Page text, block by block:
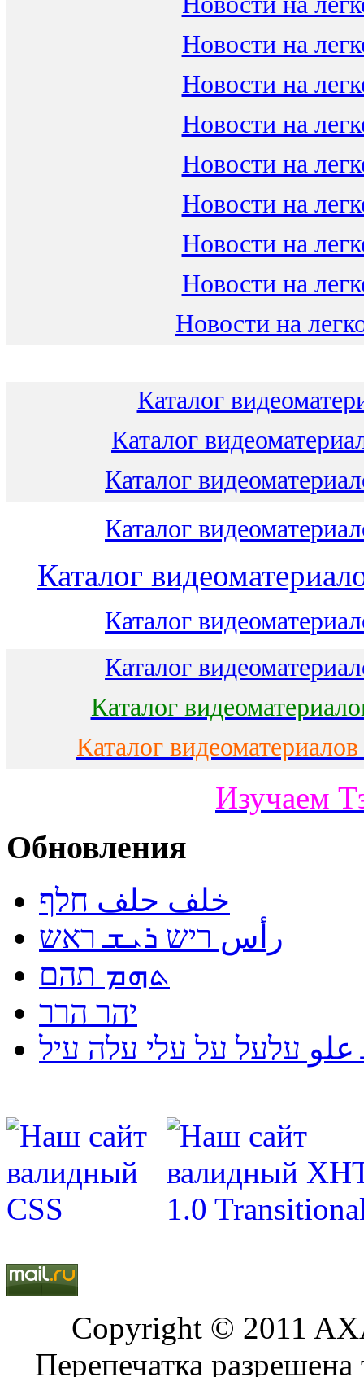
Новости на
Новости на
Новости на
Новости на
Новости на
Новости на
Новости на
Новости на
Каталог
Каталог
Каталог
Каталог
Каталог
Каталог
Каталог
Каталог
Каталог
Изучаем
Обновления
خلف حلف חלף
رأس ריש ܪܝܫ ראש
ܬܗܡ תהם
יהר הרר
עלעל על עלי עלה עיל
Copyright © 2011
Перепечатка